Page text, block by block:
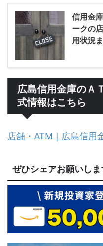
信用金
ークの
用状況
広島信用金庫のＡ
式情報はこちら
店舗・ATM｜広島信用
ぜひシェアお願いしま